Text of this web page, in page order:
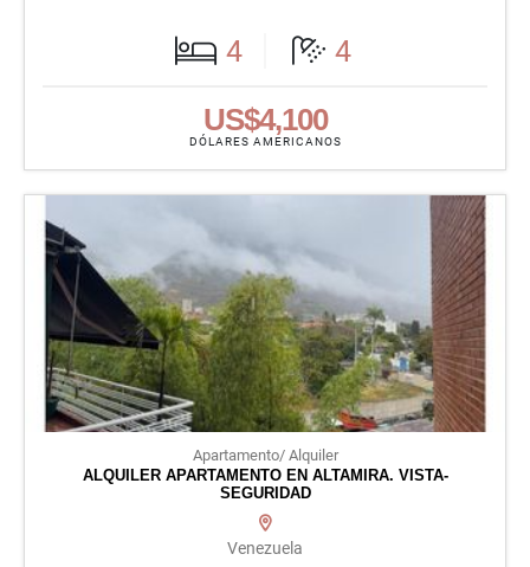
4 4
US$4,100
DÓLARES AMERICANOS
Apartamento/ Alquiler
ALQUILER APARTAMENTO EN ALTAMIRA. VISTA-
SEGURIDAD
Venezuela